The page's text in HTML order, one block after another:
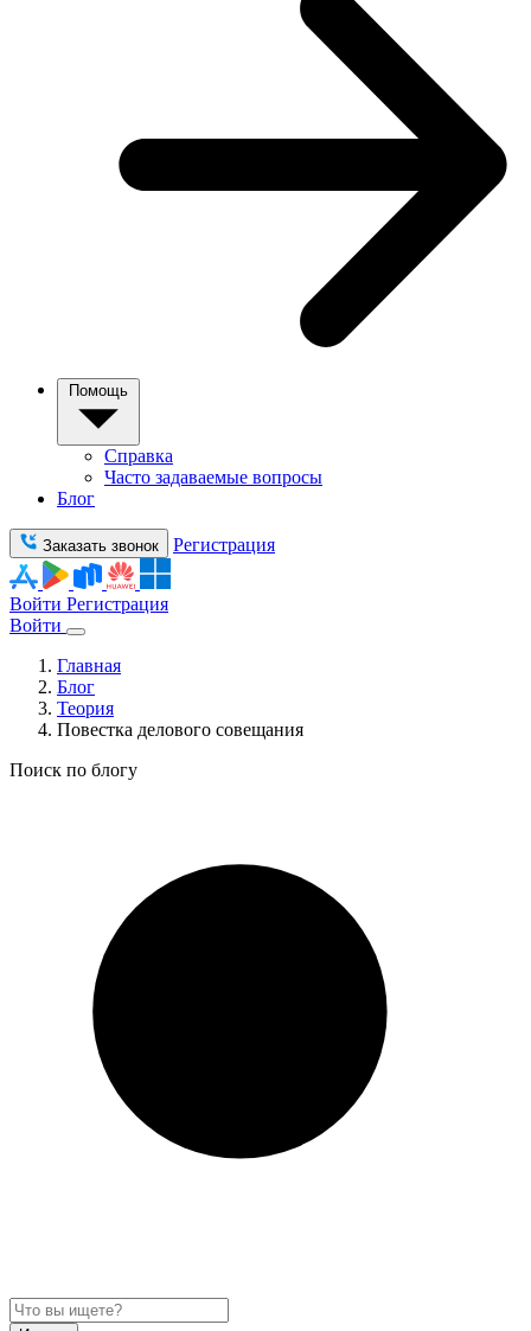
Помощь
Справка
Часто задаваемые вопросы
Блог
Заказать звонок Регистрация
Войти Регистрация
Войти
Главная
Блог
Теория
Повестка делового совещания
Поиск по блогу